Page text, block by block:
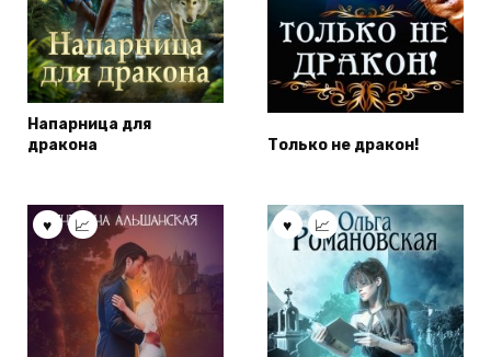
Напарница для
дракона
Только не дракон!